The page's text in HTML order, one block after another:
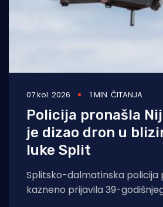
07 kol. 2026 1 MIN. ČITANJA
Policija pronašla
je dizao dron u
luke Split
Splitsko-dalmatinska policija
kazneno prijavila 39-